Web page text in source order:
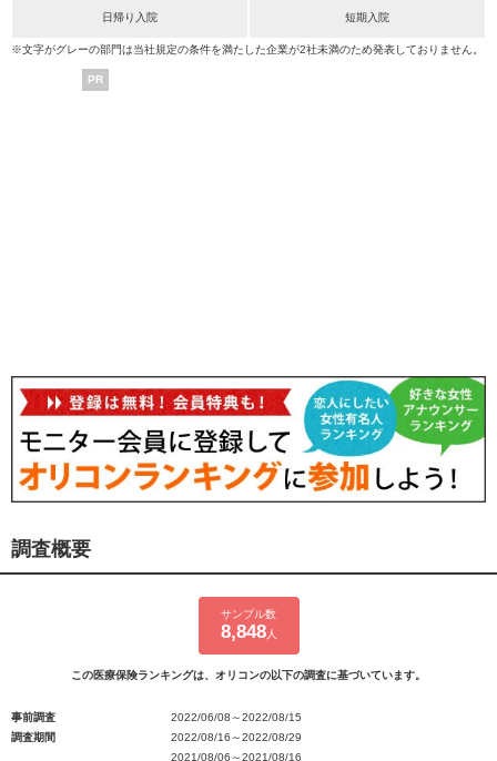
日帰り入院 短期入院
※文字がグレーの部門は当社規定の条件を満たした企業が2社未満のため発表しておりません。
PR
調査概要
サンプル数
8,848人
この医療保険ランキングは、オリコンの以下の調査に基づいています。
事前調査
2022/06/08～2022/08/15
調査期間
2022/08/16～2022/08/29
2021/08/06～2021/08/16